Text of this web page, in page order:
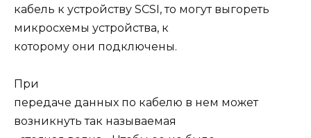
кабель к устройству SCSI, то могут выгореть
микросхемы устройства, к
которому они подключены.
При
передаче данных по кабелю в нем может
возникнуть так называемая